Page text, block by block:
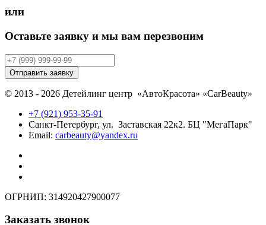
или
Оставьте заявку и мы вам перезвоним
Отправить заявку
© 2013 - 2026 Детейлинг центр «АвтоКрасота» «CarBeauty»
+7 (921) 953-35-91
Санкт-Петербург, ул. Заставская 22к2. БЦ "МегаПарк"
Email: carbeauty@yandex.ru
ОГРНИП: 314920427900077
Заказать звонок